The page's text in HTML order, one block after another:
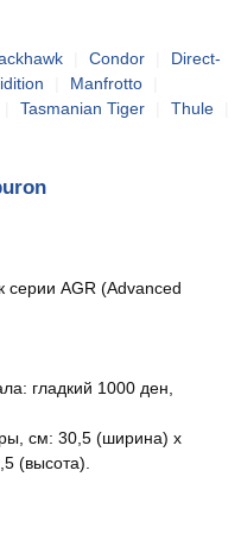
Condor
Direct-
Manfrotto
Tasmanian Tiger Thule
серии AGR (Advanced
гладкий 1000 ден,
см: 30,5 (ширина) x
(высота).